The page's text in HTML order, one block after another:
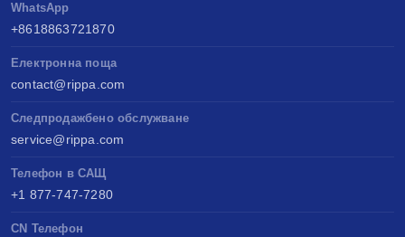
WhatsApp
+8618863721870
Електронна поща
contact@rippa.com
Следпродажбено обслужване
service@rippa.com
Телефон в САЩ
+1 877-747-7280
CN Телефон